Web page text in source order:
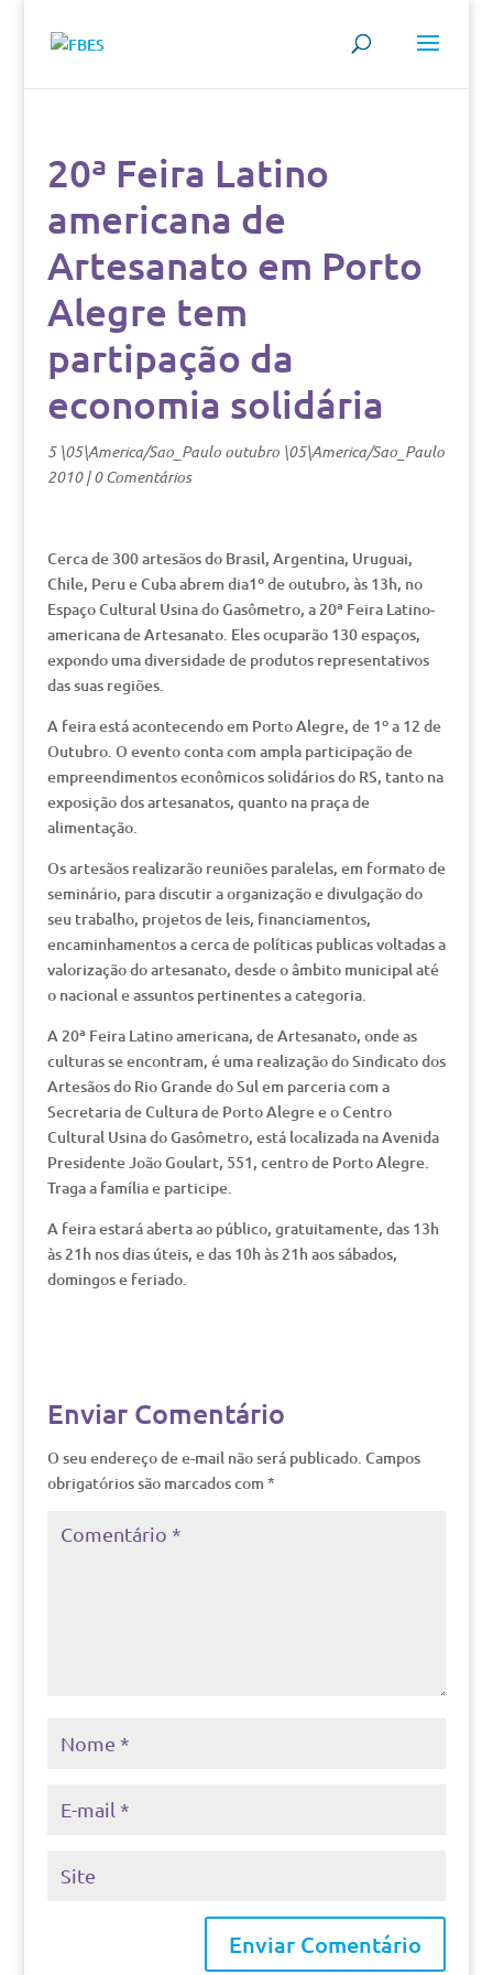
20ª Feira Latino
americana de
Artesanato em Porto
Alegre tem
partipação da
economia solidária
5 \05\America/Sao_Paulo outubro \05\America/Sao_Paulo
2010|0 Comentários
Cerca de 300 artesãos do Brasil, Argentina, Uruguai,
Chile, Peru e Cuba abrem dia1º de outubro, às 13h, no
Espaço Cultural Usina do Gasômetro, a 20ª Feira Latino-
americana de Artesanato. Eles ocuparão 130 espaços,
expondo uma diversidade de produtos representativos
das suas regiões.
A feira está acontecendo em Porto Alegre, de 1º a 12 de
Outubro. O evento conta com ampla participação de
empreendimentos econômicos solidários do RS, tanto na
exposição dos artesanatos, quanto na praça de
alimentação.
Os artesãos realizarão reuniões paralelas, em formato de
seminário, para discutir a organização e divulgação do
seu trabalho, projetos de leis, financiamentos,
encaminhamentos a cerca de políticas publicas voltadas a
valorização do artesanato, desde o âmbito municipal até
o nacional e assuntos pertinentes a categoria.
A 20ª Feira Latino americana, de Artesanato, onde as
culturas se encontram, é uma realização do Sindicato dos
Artesãos do Rio Grande do Sul em parceria com a
Secretaria de Cultura de Porto Alegre e o Centro
Cultural Usina do Gasômetro, está localizada na Avenida
Presidente João Goulart, 551, centro de Porto Alegre.
Traga a família e participe.
A feira estará aberta ao público, gratuitamente, das 13h
às 21h nos dias úteis, e das 10h às 21h aos sábados,
domingos e feriado.
Enviar Comentário
O seu endereço de e-mail não será publicado. Campos
obrigatórios são marcados com *